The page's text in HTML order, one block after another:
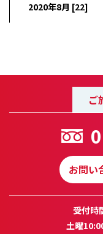
2020年8月 [22]
ご
お問い
受付時
土曜